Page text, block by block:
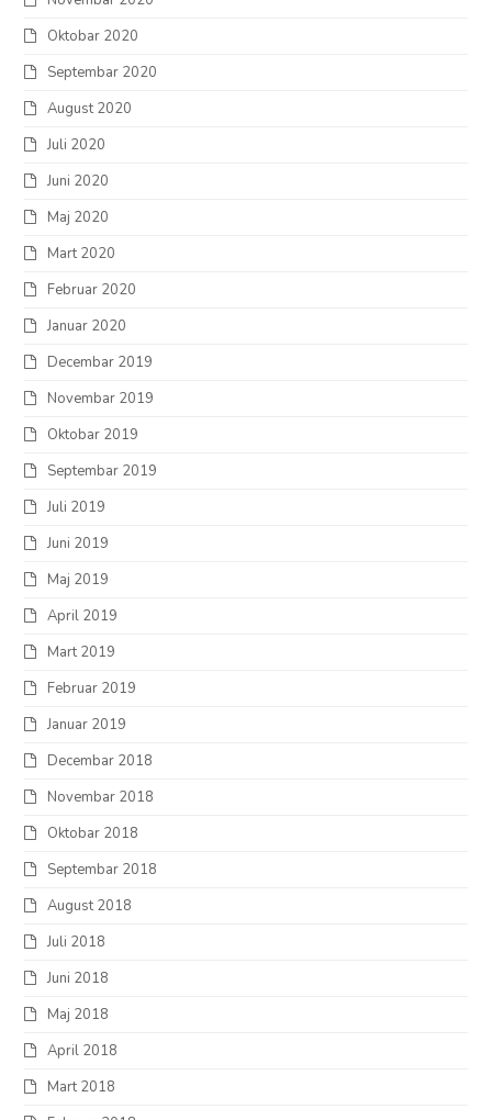
Oktobar 2020
Septembar 2020
August 2020
Juli 2020
Juni 2020
Maj 2020
Mart 2020
Februar 2020
Januar 2020
Decembar 2019
Novembar 2019
Oktobar 2019
Septembar 2019
Juli 2019
Juni 2019
Maj 2019
April 2019
Mart 2019
Februar 2019
Januar 2019
Decembar 2018
Novembar 2018
Oktobar 2018
Septembar 2018
August 2018
Juli 2018
Juni 2018
Maj 2018
April 2018
Mart 2018